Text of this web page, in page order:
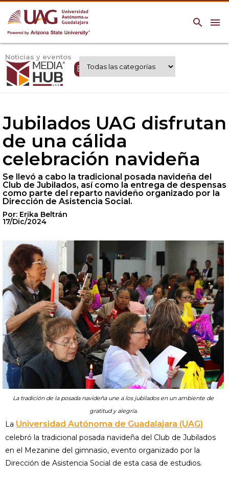
menu
search
Noticias y eventos
Expertos UAG
Jubilados UAG disfrutan
de una cálida
celebración navideña
Se llevó a cabo la tradicional posada navideña del
Club de Jubilados, así como la entrega de despensas
como parte del reparto navideño organizado por la
Dirección de Asistencia Social.
Por: Erika Beltrán
17/Dic/2024
La tradición de la posada navideña une a los jubilados en un ambiente de
gratitud y alegría.
La Universidad Autónoma de Guadalajara (UAG)
celebró la tradicional posada navideña del Club de Jubilados
en el Mezanine del gimnasio, evento organizado por la
Dirección de Asistencia Social de esta casa de estudios.